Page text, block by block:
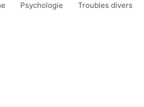
Psychologie Troubles divers